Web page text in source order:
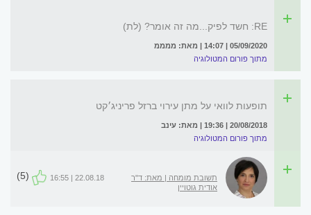
RE: חשד לפיק...מה זה אומר? (לת)
05/09/2020 | 14:07 | מאת: ממממ
מתוך פורום המטולוגיה
תופעות לוואי על מתן עירוי ברזל פריניג׳קט
20/08/2018 | 19:36 | מאת: עינב
מתוך פורום המטולוגיה
תשובת מומחה | מאת: ד"ר
אודית גוטויין
22.08.18 | 16:55
(5)